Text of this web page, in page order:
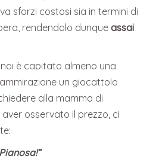
sforzi costosi sia in termini di
rendendolo dunqueassai
è capitato almeno una
un giocattolo
alla mamma di
osservato il prezzo, ci